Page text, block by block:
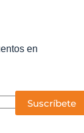
en
P